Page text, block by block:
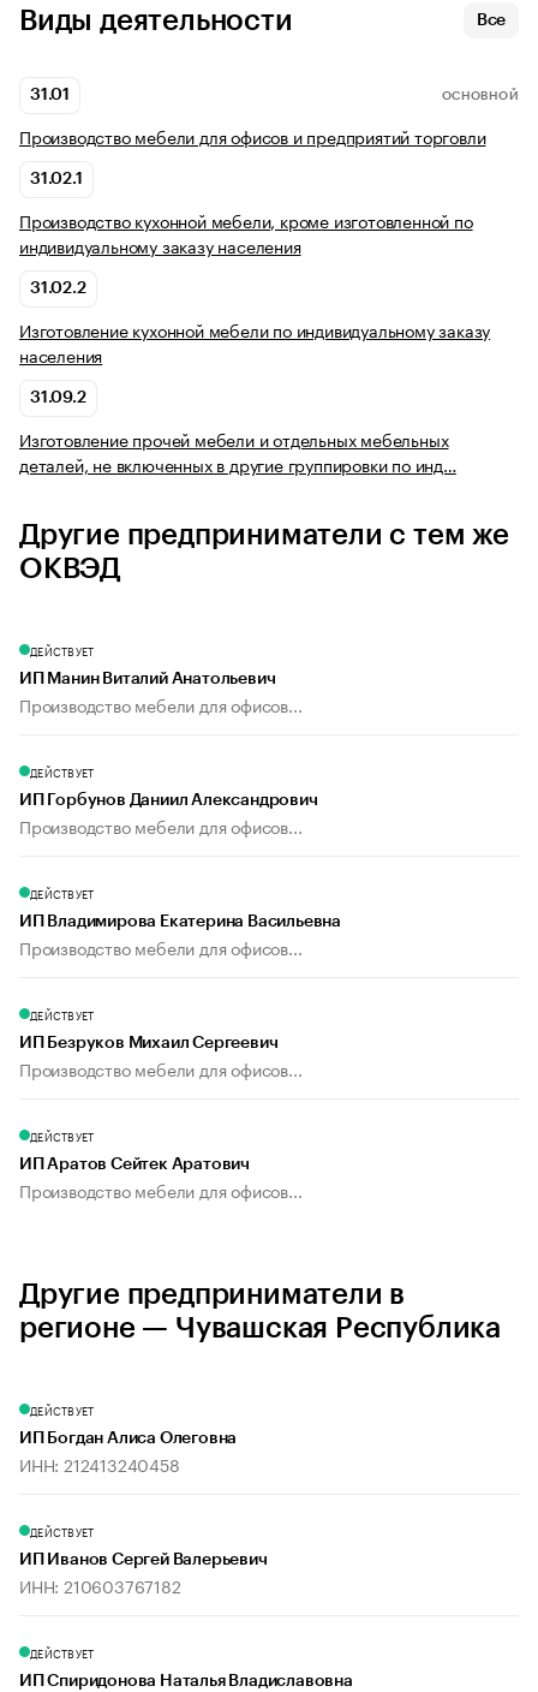
Виды деятельности Все
31.01 ОСНОВНОЙ
Производство мебели для офисов и предприятий торговли
31.02.1
Производство кухонной мебели, кроме изготовленной по
индивидуальному заказу населения
31.02.2
Изготовление кухонной мебели по индивидуальному заказу
населения
31.09.2
Изготовление прочей мебели и отдельных мебельных
деталей, не включенных в другие группировки по инд…
Другие предприниматели с тем же
ОКВЭД
ДЕЙСТВУЕТ
ИП Манин Виталий Анатольевич
Производство мебели для офисов...
ДЕЙСТВУЕТ
ИП Горбунов Даниил Александрович
Производство мебели для офисов...
ДЕЙСТВУЕТ
ИП Владимирова Екатерина Васильевна
Производство мебели для офисов...
ДЕЙСТВУЕТ
ИП Безруков Михаил Сергеевич
Производство мебели для офисов...
ДЕЙСТВУЕТ
ИП Аратов Сейтек Аратович
Производство мебели для офисов...
Другие предприниматели в
регионе — Чувашская Республика
ДЕЙСТВУЕТ
ИП Богдан Алиса Олеговна
ИНН: 212413240458
ДЕЙСТВУЕТ
ИП Иванов Сергей Валерьевич
ИНН: 210603767182
ДЕЙСТВУЕТ
ИП Спиридонова Наталья Владиславовна